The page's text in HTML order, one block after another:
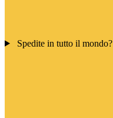
Spedite in tutto il mondo?